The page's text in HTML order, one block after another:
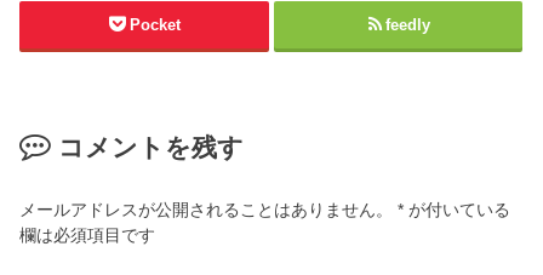
Pocket feedly
コメントを残す
メールアドレスが公開されることはありません。 * が付いている
欄は必須項目です